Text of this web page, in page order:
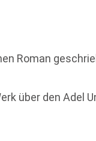
Roman
über den Adel